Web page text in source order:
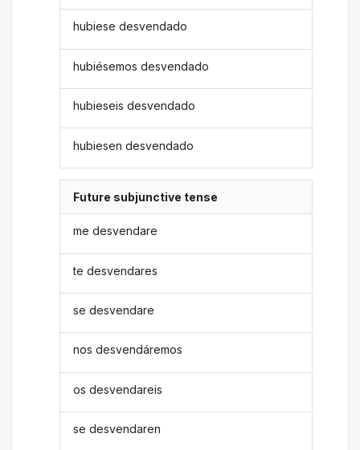
hubiese desvendado
hubiésemos desvendado
hubieseis desvendado
hubiesen desvendado
Future subjunctive tense
me desvendare
te desvendares
se desvendare
nos desvendáremos
os desvendareis
se desvendaren